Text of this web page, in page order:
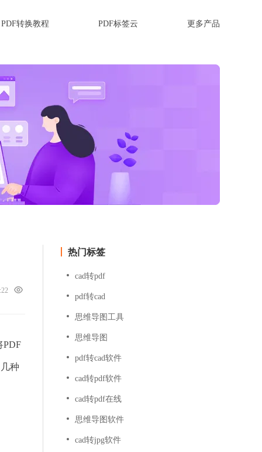
PDF转换教程 PDF标签云 更多产品
PDF
种
热门标签
cad转pdf
pdf转cad
思维导图工具
思维导图
pdf转cad软件
cad转pdf软件
cad转pdf在线
思维导图软件
cad转jpg软件